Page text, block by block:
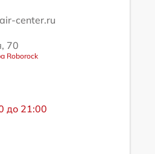
center.ru
70
Roborock
до 21:00